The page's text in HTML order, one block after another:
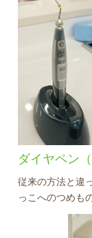
ダイヤペン
従来の方法と違
っこへのつめも